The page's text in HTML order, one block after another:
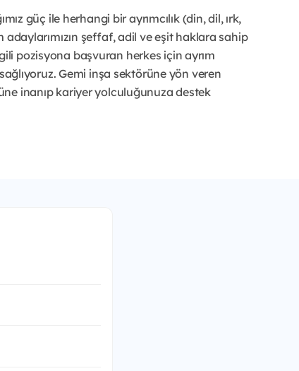
güç ile herhangi bir ayrımcılık (din, dil, ırk,
şeffaf, adil ve eşit haklara sahip
pozisyona başvuran herkes için ayrım
Gemi inşa sektörüne yön veren
inanıp kariyer yolculuğunuza destek